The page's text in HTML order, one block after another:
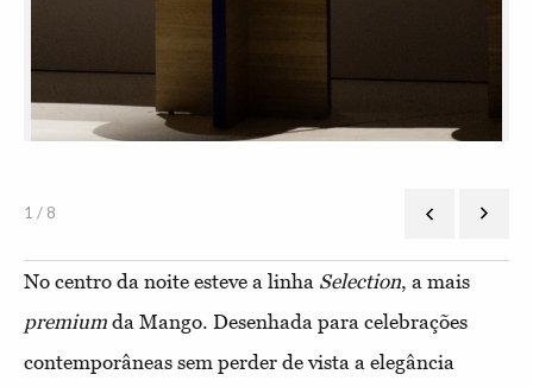
1 / 8
No centro da noite esteve a linha Selection, a mais
premium da Mango. Desenhada para celebrações
contemporâneas sem perder de vista a elegância